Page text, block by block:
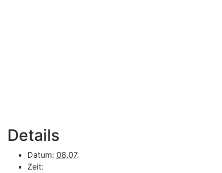
Details
Datum: 08.07.
Zeit: